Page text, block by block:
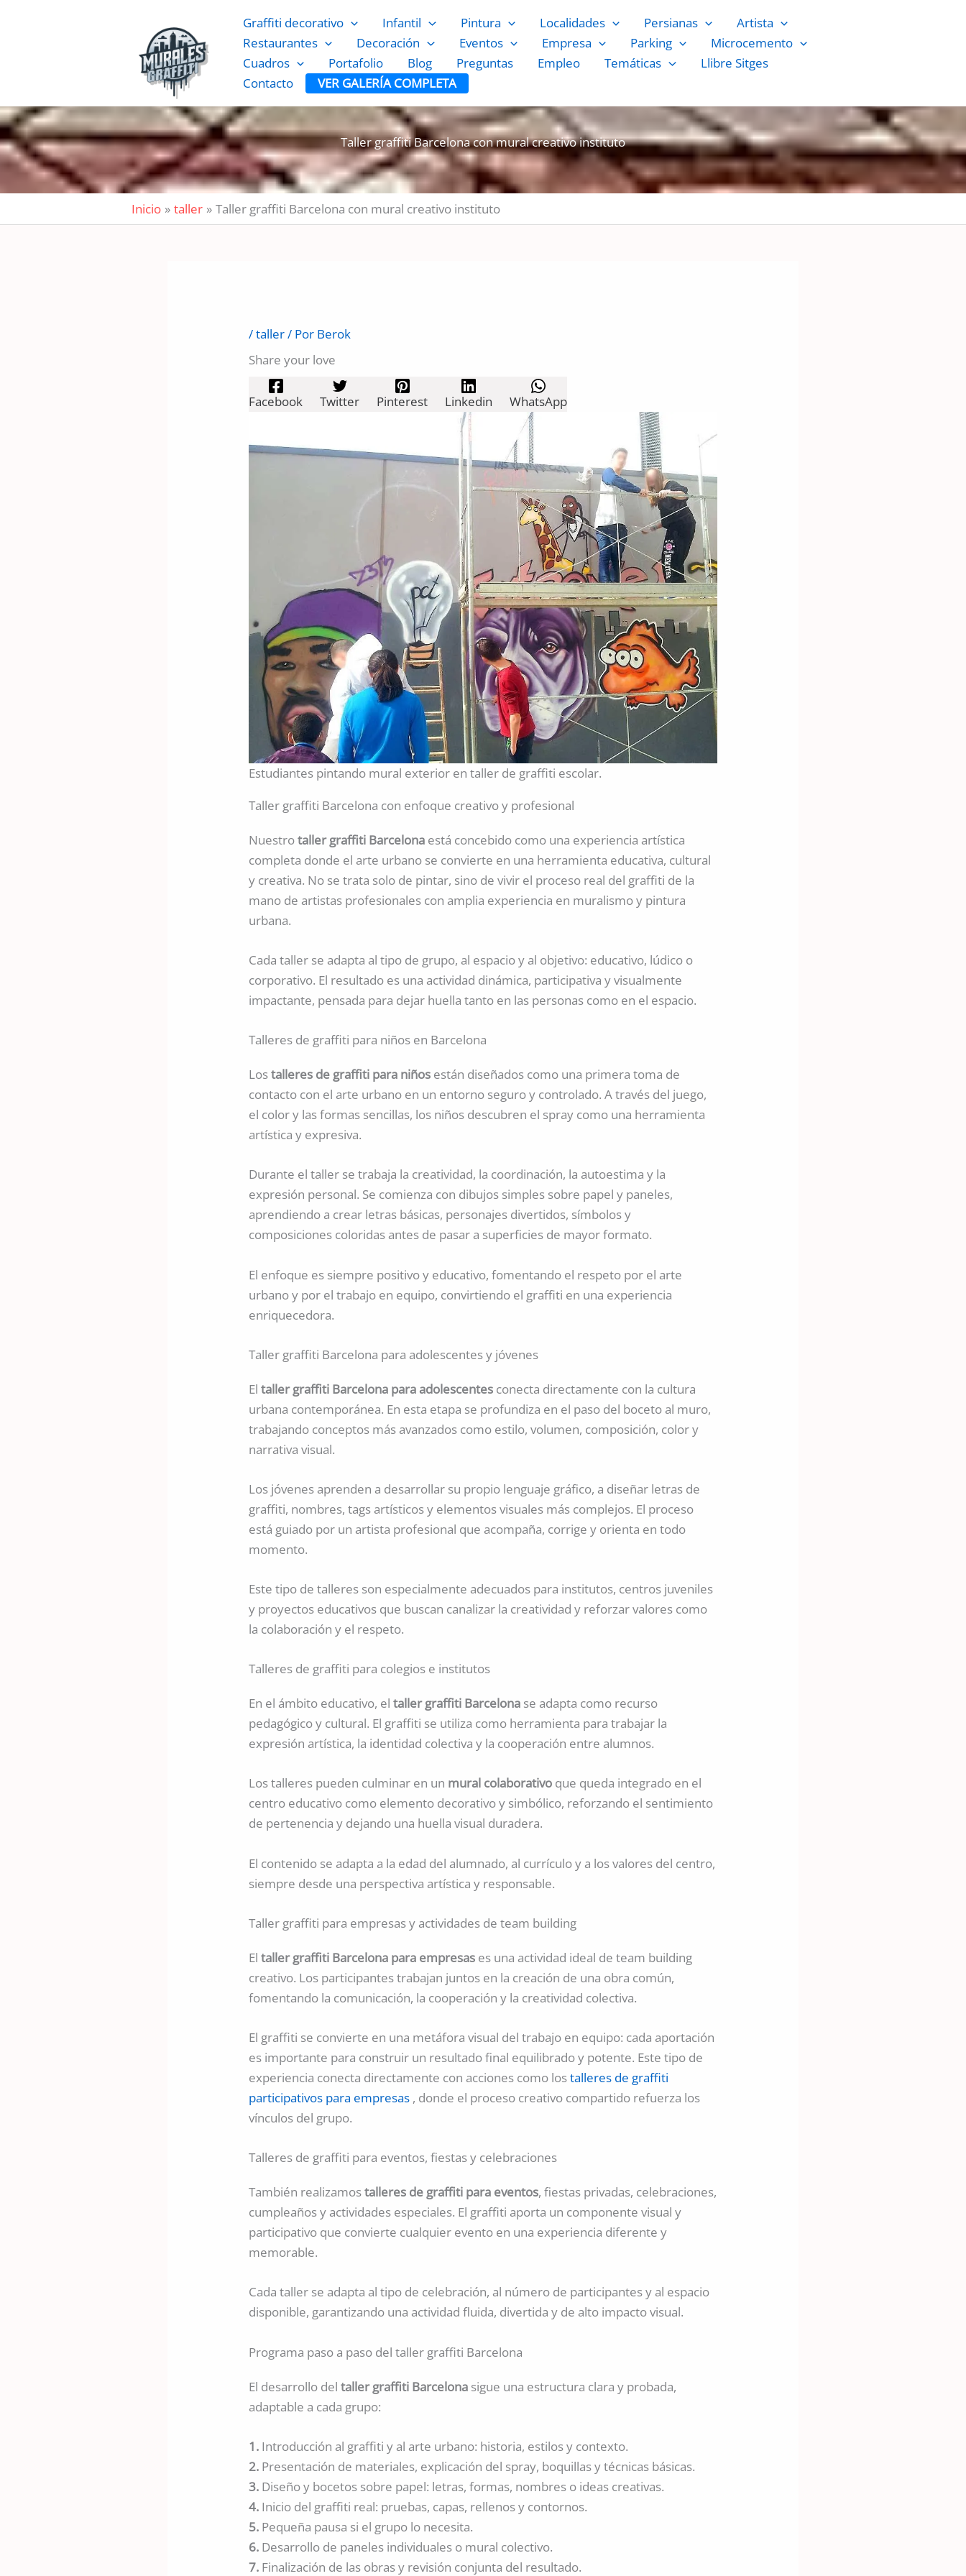
Graffiti decorativo Infantil Pintura Localidades Persianas
Artista
Restaurantes
Decoración Eventos Empresa Parking
Microcemento
Cuadros
Portafolio Blog Preguntas Empleo Temáticas
Llibre Sitges
Contacto
VER GALERÍA COMPLETA
Taller graffiti Barcelona con mural creativo instituto
Inicio taller Taller graffiti Barcelona con mural creativo instituto
/taller/ Por Berok
Share your love
Facebook Twitter Pinterest Linkedin WhatsApp
Estudiantes pintando mural exterior en taller de graffiti escolar.
Taller graffiti Barcelona con enfoque creativo y profesional
Nuestrotaller graffiti Barcelona está concebido como una experiencia artística
completa donde el arte urbano se convierte en una herramienta educativa, cultural
y creativa. No se trata solo de pintar, sino de vivir el proceso real del graffiti de la
mano de artistas profesionales con amplia experiencia en muralismo y pintura
urbana.
Cada taller se adapta al tipo de grupo, al espacio y al objetivo: educativo, lúdico o
corporativo. El resultado es una actividad dinámica, participativa y visualmente
impactante, pensada para dejar huella tanto en las personas como en el espacio.
Talleres de graffiti para niños en Barcelona
Lostalleres de graffiti para niños están diseñados como una primera toma de
contacto con el arte urbano en un entorno seguro y controlado. A través del juego,
el color y las formas sencillas, los niños descubren el spray como una herramienta
artística y expresiva.
Durante el taller se trabaja la creatividad, la coordinación, la autoestima y la
expresión personal. Se comienza con dibujos simples sobre papel y paneles,
aprendiendo a crear letras básicas, personajes divertidos, símbolos y
composiciones coloridas antes de pasar a superficies de mayor formato.
El enfoque es siempre positivo y educativo, fomentando el respeto por el arte
urbano y por el trabajo en equipo, convirtiendo el graffiti en una experiencia
enriquecedora.
Taller graffiti Barcelona para adolescentes y jóvenes
Eltaller graffiti Barcelona para adolescentes conecta directamente con la cultura
urbana contemporánea. En esta etapa se profundiza en el paso del boceto al muro,
trabajando conceptos más avanzados como estilo, volumen, composición, color y
narrativa visual.
Los jóvenes aprenden a desarrollar su propio lenguaje gráfico, a diseñar letras de
graffiti, nombres, tags artísticos y elementos visuales más complejos. El proceso
está guiado por un artista profesional que acompaña, corrige y orienta en todo
momento.
Este tipo de talleres son especialmente adecuados para institutos, centros juveniles
y proyectos educativos que buscan canalizar la creatividad y reforzar valores como
la colaboración y el respeto.
Talleres de graffiti para colegios e institutos
En el ámbito educativo, eltaller graffiti Barcelona se adapta como recurso
pedagógico y cultural. El graffiti se utiliza como herramienta para trabajar la
expresión artística, la identidad colectiva y la cooperación entre alumnos.
Los talleres pueden culminar en un mural colaborativo que queda integrado en el
centro educativo como elemento decorativo y simbólico, reforzando el sentimiento
de pertenencia y dejando una huella visual duradera.
El contenido se adapta a la edad del alumnado, al currículo y a los valores del centro,
siempre desde una perspectiva artística y responsable.
Taller graffiti para empresas y actividades de team building
Eltaller graffiti Barcelona para empresas es una actividad ideal de team building
creativo. Los participantes trabajan juntos en la creación de una obra común,
fomentando la comunicación, la cooperación y la creatividad colectiva.
El graffiti se convierte en una metáfora visual del trabajo en equipo: cada aportación
es importante para construir un resultado final equilibrado y potente. Este tipo de
experiencia conecta directamente con acciones como lostalleres de graffiti
participativos para empresas , donde el proceso creativo compartido refuerza los
vínculos del grupo.
Talleres de graffiti para eventos, fiestas y celebraciones
También realizamostalleres de graffiti para eventos, fiestas privadas, celebraciones,
cumpleaños y actividades especiales. El graffiti aporta un componente visual y
participativo que convierte cualquier evento en una experiencia diferente y
memorable.
Cada taller se adapta al tipo de celebración, al número de participantes y al espacio
disponible, garantizando una actividad fluida, divertida y de alto impacto visual.
Programa paso a paso del taller graffiti Barcelona
El desarrollo deltaller graffiti Barcelona sigue una estructura clara y probada,
adaptable a cada grupo:
1. Introducción al graffiti y al arte urbano: historia, estilos y contexto.
2. Presentación de materiales, explicación del spray, boquillas y técnicas básicas.
3. Diseño y bocetos sobre papel: letras, formas, nombres o ideas creativas.
4. Inicio del graffiti real: pruebas, capas, rellenos y contornos.
5. Pequeña pausa si el grupo lo necesita.
6. Desarrollo de paneles individuales o mural colectivo.
7. Finalización de las obras y revisión conjunta del resultado.